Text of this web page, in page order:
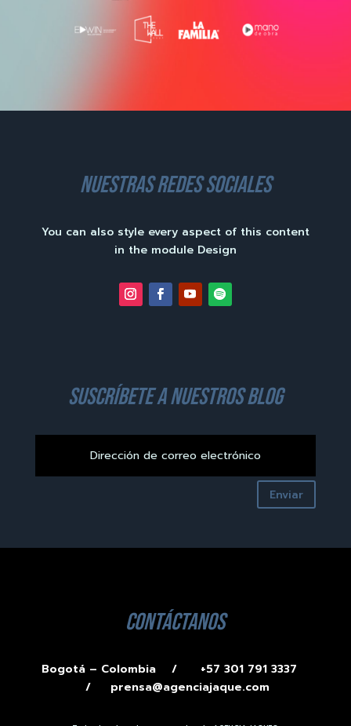
nuestras redes sociales
You can also style every aspect of this content
in the module Design
suscríbete a nuestros blog
Enviar
contáctanos
Bogotá – Colombia /
+57 301 791 3337
/ prensa@agenciajaque.com